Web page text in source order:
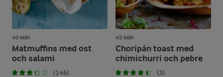
40 MIN
Matmuffins med ost
och salami
(146)
45 MIN
Choripán toast med
chimichurri och pebre
(3)